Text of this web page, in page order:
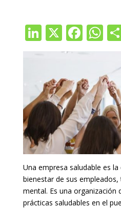
Li
n
e
dI
X F
ac
b
o
o
k
W
s
A
p
p
Una empresa saludable es
bienestar de sus
mental. Es una organización
prácticas saludables en el